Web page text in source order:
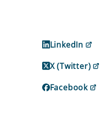
LinkedIn
X (Twitter)
Facebook